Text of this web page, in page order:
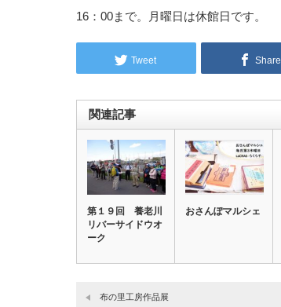
16：00まで。月曜日は休館日です。
Tweet Share
関連記事
第１９回 養老川
リバーサイドウオ
ーク
おさんぽマルシェ
布の里工房作品展